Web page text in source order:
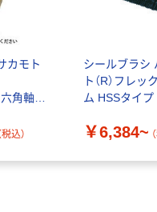
カモト
角軸付
税込）
シールブラシ
ト（R）フレッ
ム HSSタイプ
￥6,384~